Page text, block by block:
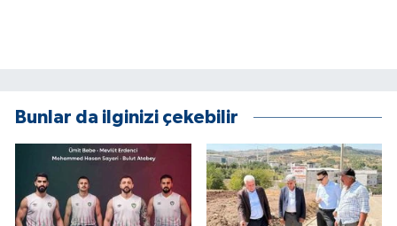
Bunlar da ilginizi çekebilir